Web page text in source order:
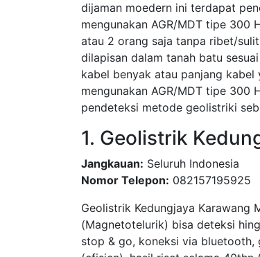
dijaman moedern ini terdapat
mengunakan AGR/MDT tipe 300
atau 2 orang saja tanpa ribet/
dilapisan dalam tanah batu
kabel benyak atau panjang
mengunakan AGR/MDT tipe 300
pendeteksi metode geolistriki
1. Geolistrik
Jangkauan: Seluruh Indonesia
Nomor Telepon: 082157195925
Geolistrik Kedungjaya Karawang
(Magnetotelurik) bisa deteksi
stop & go, koneksi via bluetooth,